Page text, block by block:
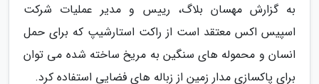
به گزارش مهسان بلاگ، رییس و مدیر عملیات شرکت
اسپیس اکس معتقد است از راکت استارشیپ که برای حمل
انسان و محموله های سنگین به مریخ ساخته شده می توان
برای پاکسازی مدار زمین از زباله های فضایی استفاده کرد.